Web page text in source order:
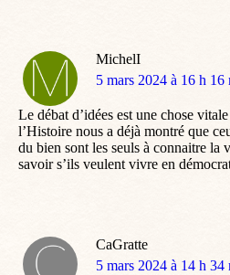
MichelI
dit
5 mars 2024 à 16 h 16
Le débat d’idées est une chose
l’Histoire nous a déjà montré que
du bien sont les seuls à connaitre la
savoir s’ils veulent vivre en
CaGratte
dit
5 mars 2024 à 14 h 34